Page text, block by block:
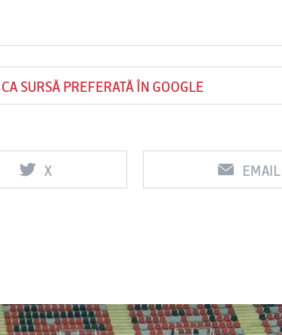
CA SURSĂ PREFERATĂ ÎN GOOGLE
X EMAIL
Universitatea
Craiova
FC Argeş